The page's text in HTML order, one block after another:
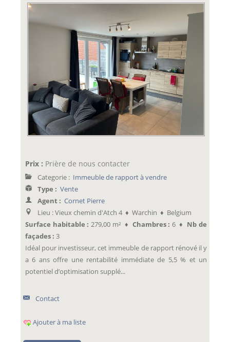
Prix : Prière de nous contacter
Categorie : Immeuble de rapport à vendre
Type : Vente
Agent : Cornet Pierre
Lieu : Vieux chemin d'Atch 4 ♦ Warchin ♦ Belgium
Surface habitable : 279,00 m² ♦ Chambres :6 ♦ Nb de
façades : 3
Idéal pour investisseur, cet immeuble de rapport rénové il y
a 6 ans offre une rentabilité immédiate de 5,5 % et un
potentiel d’optimisation supplé...
Contact
Ajouter à ma liste